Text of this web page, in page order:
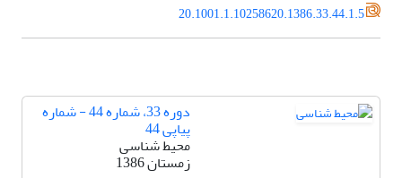
20.1001.1.10258620.1386.33.44.1.5
دوره 33، شماره 44 - شماره
پیاپی 44
محیط شناسی
زمستان 1386